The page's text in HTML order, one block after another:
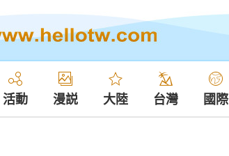
活動 漫説 大陸 台灣 國際